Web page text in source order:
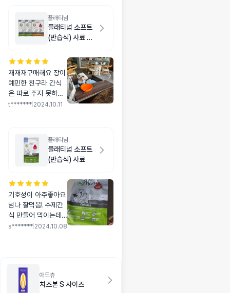
플래티넘
플래티넘 소프트
(반습식) 사료 샘
재재재구매해요 장이
예민한 친구라 간식
은 따로 주지 못하고
카르나 주식 플래티
t******* 2024.10.11
플래티넘
플래티넘 소프트
(반습식) 사료
기호성이 아주좋아요
넘나 잘먹음! 수제간
식 만들어 먹이는데
외부로 나갈때는 아
s******* 2024.10.08
애드츄
치즈본 S 사이즈